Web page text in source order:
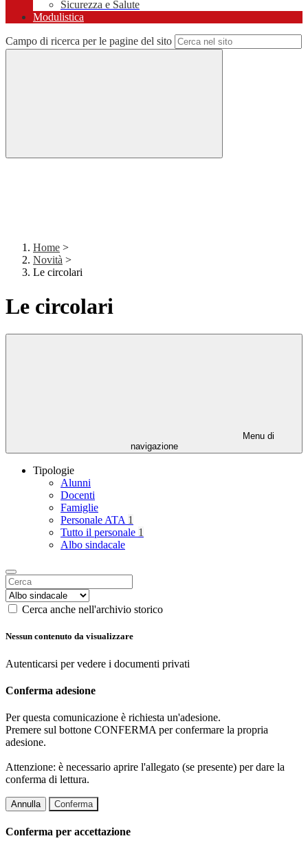
Sicurezza e Salute
Modulistica
Campo di ricerca per le pagine del sito
Home >
Novità >
Le circolari
Le circolari
Menu di
navigazione
Tipologie
Alunni
Docenti
Famiglie
Personale ATA 1
Tutto il personale 1
Albo sindacale
Cerca anche nell'archivio storico
Nessun contenuto da visualizzare
Autenticarsi per vedere i documenti privati
Conferma adesione
Per questa comunicazione è richiesta un'adesione.
Premere sul bottone CONFERMA per confermare la propria
adesione.
Attenzione: è necessario aprire l'allegato (se presente) per dare la
conferma di lettura.
Annulla Conferma
Conferma per accettazione